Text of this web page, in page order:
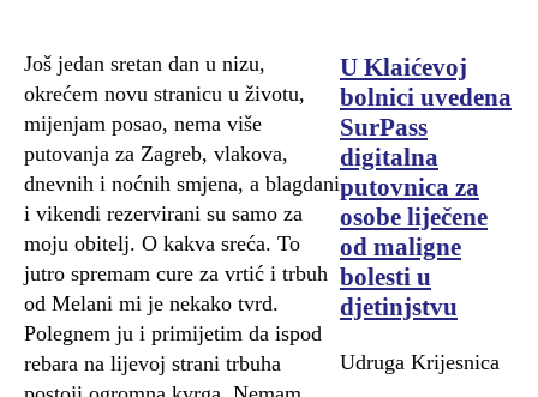
Još jedan sretan dan u nizu,
okrećem novu stranicu u životu,
mijenjam posao, nema više
putovanja za Zagreb, vlakova,
dnevnih i noćnih smjena, a blagdani
i vikendi rezervirani su samo za
moju obitelj. O kakva sreća. To
jutro spremam cure za vrtić i trbuh
od Melani mi je nekako tvrd.
Polegnem ju i primijetim da ispod
rebara na lijevoj strani trbuha
U Klaićevoj
bolnici uvedena
SurPass
digitalna
putovnica za
osobe liječene
od maligne
bolesti u
djetinjstvu
Udruga Krijesnica